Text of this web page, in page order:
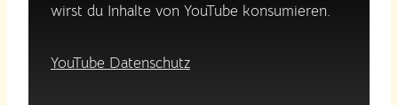
wirst du Inhalte von YouTube konsumieren.
YouTube Datenschutz